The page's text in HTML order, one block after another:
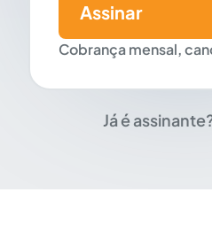
Cobrança mensal,
Assinar
Já é